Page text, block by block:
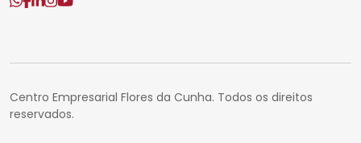
Centro Empresarial Flores da Cunha. Todos os direitos
reservados.